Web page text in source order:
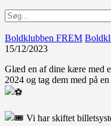
Boldklubben FREM
15/12/2023
Glæd en af dine kære med
2024 og tag dem med på
Vi har skiftet